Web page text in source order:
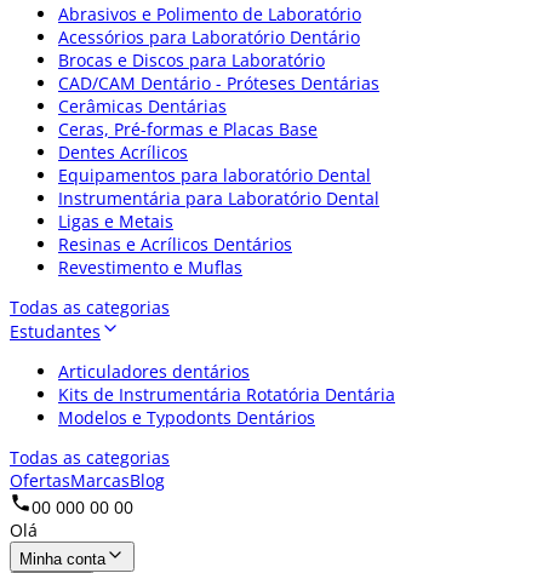
Abrasivos e Polimento de Laboratório
Acessórios para Laboratório Dentário
Brocas e Discos para Laboratório
CAD/CAM Dentário - Próteses Dentárias
Cerâmicas Dentárias
Ceras, Pré-formas e Placas Base
Dentes Acrílicos
Equipamentos para laboratório Dental
Instrumentária para Laboratório Dental
Ligas e Metais
Resinas e Acrílicos Dentários
Revestimento e Muflas
Todas as categorias
Estudantes
Articuladores dentários
Kits de Instrumentária Rotatória Dentária
Modelos e Typodonts Dentários
Todas as categorias
OfertasMarcasBlog
00 000 00 00
Olá
Minha conta